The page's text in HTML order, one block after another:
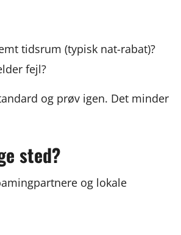
tidsrum (typisk nat-rabat)?
fejl?
og prøv igen. Det minder
sted?
og lokale